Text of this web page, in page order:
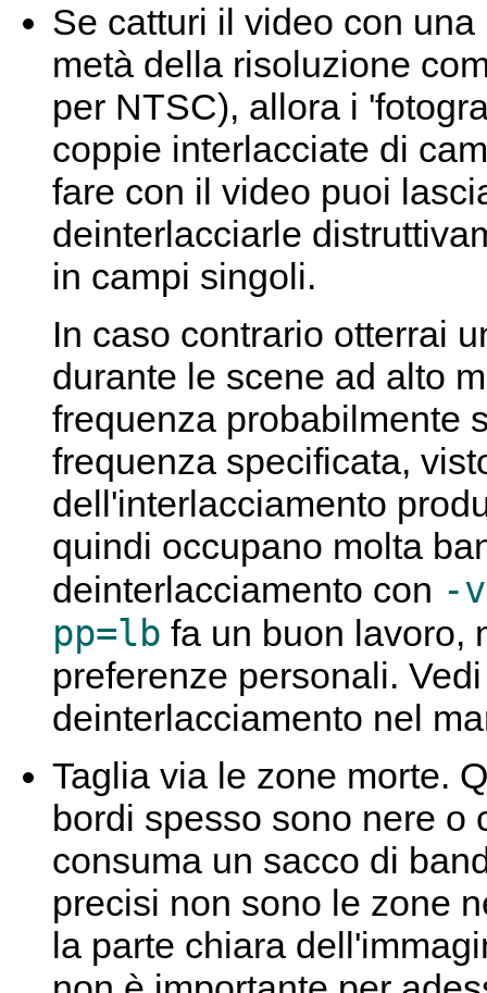
Se catturi il video con
metà della risoluzione
per NTSC), allora i
coppie interlacciate di
fare con il video puoi
deinterlacciarle
in campi singoli.
In caso contrario otterrai
durante le scene ad alto
frequenza probabilmente
frequenza specificata,
dell'interlacciamento
quindi occupano molta
deinterlacciamento con -
pp=lb fa un buon lavoro,
preferenze personali.
deinterlacciamento nel
Taglia via le zone morte.
bordi spesso sono nere o
consuma un sacco di
precisi non sono le zone
la parte chiara